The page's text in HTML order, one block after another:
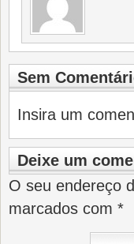
Sem
Insira um
Deixe um
O seu endereço
marcados com *